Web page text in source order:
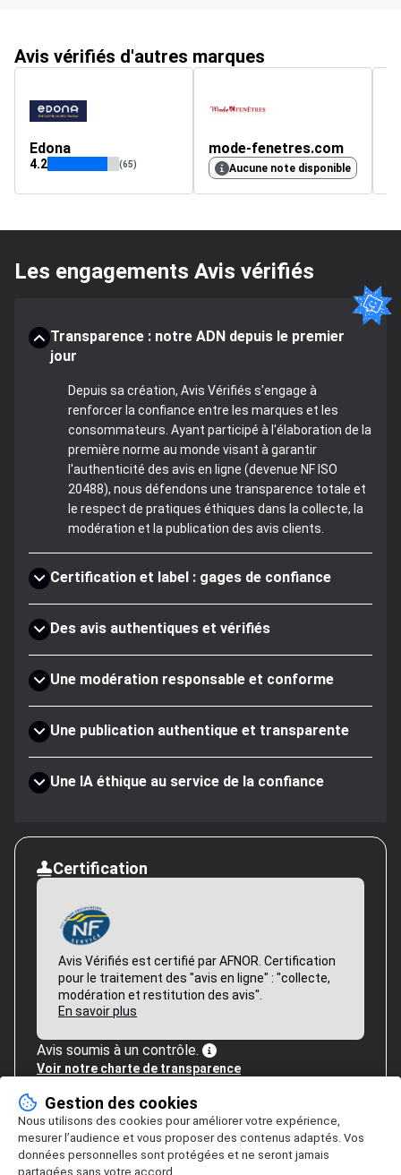
Avis vérifiés d'autres marques
Edona
4.2 (65)
mode-fenetres.com
Aucune note disponible
Les engagements Avis vérifiés
Transparence : notre ADN depuis le premier
jour
Depuis sa création, Avis Vérifiés s'engage à
renforcer la confiance entre les marques et les
consommateurs. Ayant participé à l'élaboration de la
première norme au monde visant à garantir
l'authenticité des avis en ligne (devenue NF ISO
20488), nous défendons une transparence totale et
le respect de pratiques éthiques dans la collecte, la
modération et la publication des avis clients.
Certification et label : gages de confiance
Des avis authentiques et vérifiés
Une modération responsable et conforme
Une publication authentique et transparente
Une IA éthique au service de la confiance
Certification
Avis Vérifiés est certifié par AFNOR. Certification
pour le traitement des "avis en ligne" : "collecte,
modération et restitution des avis".
En savoir plus
Avis soumis à un contrôle.
Voir notre charte de transparence
Gestion des cookies
Nous utilisons des cookies pour améliorer votre expérience,
mesurer l’audience et vous proposer des contenus adaptés. Vos
données personnelles sont protégées et ne seront jamais
partagées sans votre accord.